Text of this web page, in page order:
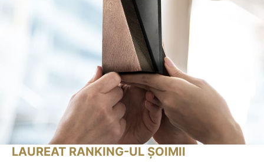
LAUREAT RANKING-UL ȘOIMII